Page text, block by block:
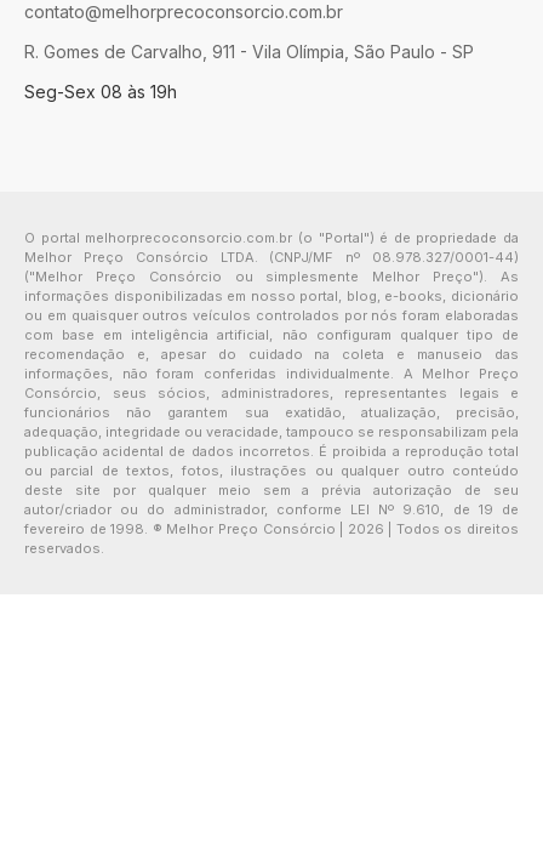
contato@melhorprecoconsorcio.com.br
R. Gomes de Carvalho, 911 - Vila Olímpia, São Paulo - SP
Seg-Sex 08 às 19h
O portal melhorprecoconsorcio.com.br (o "Portal") é de propriedade da
Melhor Preço Consórcio LTDA. (CNPJ/MF nº 08.978.327/0001-44)
("Melhor Preço Consórcio ou simplesmente Melhor Preço"). As
informações disponibilizadas em nosso portal, blog, e-books, dicionário
ou em quaisquer outros veículos controlados por nós foram elaboradas
com base em inteligência artificial, não configuram qualquer tipo de
recomendação e, apesar do cuidado na coleta e manuseio das
informações, não foram conferidas individualmente. A Melhor Preço
Consórcio, seus sócios, administradores, representantes legais e
funcionários não garantem sua exatidão, atualização, precisão,
adequação, integridade ou veracidade, tampouco se responsabilizam pela
publicação acidental de dados incorretos. É proibida a reprodução total
ou parcial de textos, fotos, ilustrações ou qualquer outro conteúdo
deste site por qualquer meio sem a prévia autorização de seu
autor/criador ou do administrador, conforme LEI Nº 9.610, de 19 de
fevereiro de 1998. ® Melhor Preço Consórcio | 2026 | Todos os direitos
reservados.